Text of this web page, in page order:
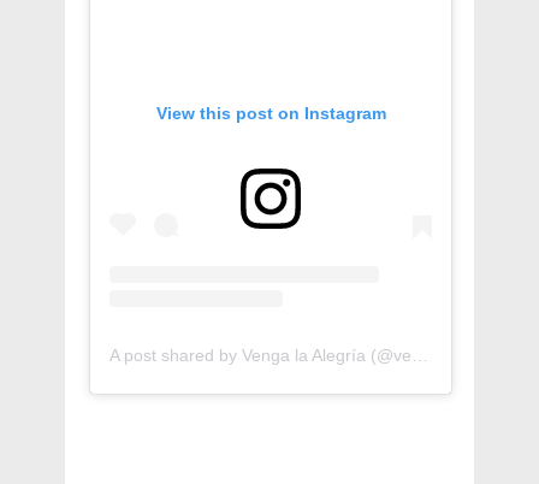
View this post on Instagram
A post shared by Venga la Alegría (@vengalaalegria)